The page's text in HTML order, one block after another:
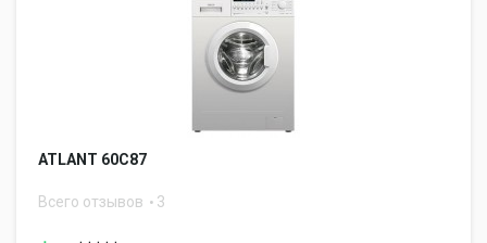
ATLANT 60С87
Всего отзывов 3